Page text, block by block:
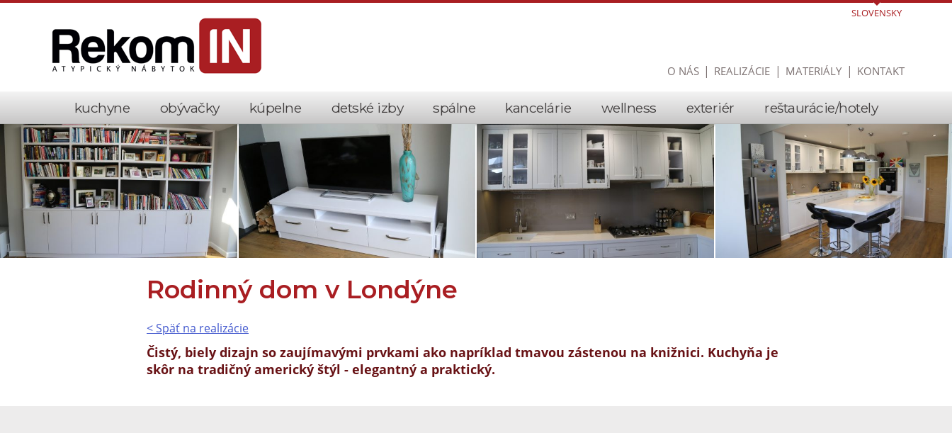
SLOVENSKY
O NÁS REALIZÁCIE MATERIÁLY KONTAKT
kuchyne obývačky kúpelne detské izby spálne kancelárie wellness exteriér reštaurácie/hotely
Rodinný dom v Londýne
< Späť na realizácie
Čistý, biely dizajn so zaujímavými prvkami ako napríklad tmavou zástenou na knižnici. Kuchyňa je
skôr na tradičný americký štýl - elegantný a praktický.